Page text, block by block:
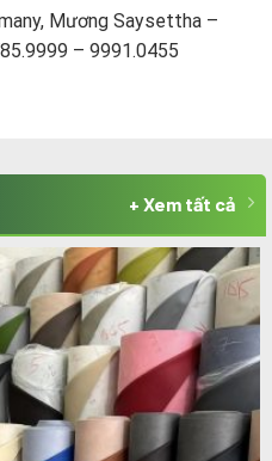
Mương Saysettha –
– 9991.0455
+ Xem tất cả